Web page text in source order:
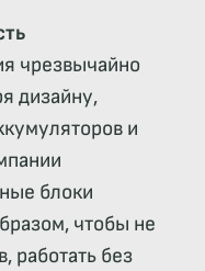
чрезвычайно
дизайну,
и
блоки
чтобы не
работать без